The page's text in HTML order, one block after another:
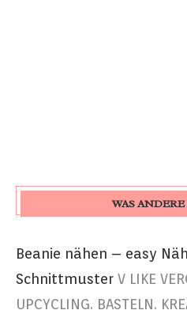
WAS
Beanie nähen – easy
Schnittmuster V LIKE
UPCYCLING. BASTELN.